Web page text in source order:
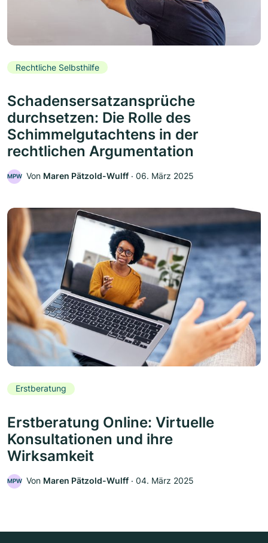
Rechtliche Selbsthilfe
Schadensersatzansprüche
durchsetzen: Die Rolle des
Schimmelgutachtens in der
rechtlichen Argumentation
MPW Von Maren Pätzold-Wulff ‧ 06. März 2025
Erstberatung
Erstberatung Online: Virtuelle
Konsultationen und ihre
Wirksamkeit
MPW Von Maren Pätzold-Wulff ‧ 04. März 2025